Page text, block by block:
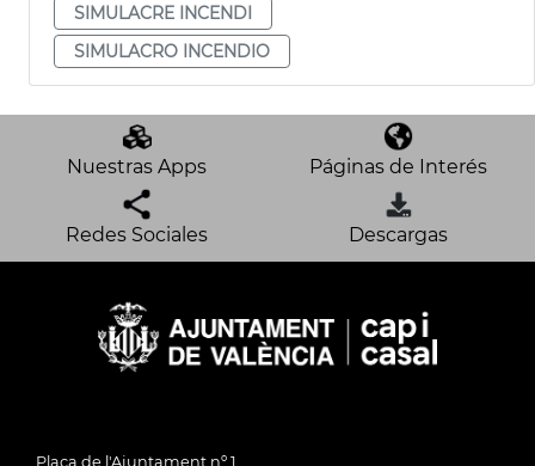
SIMULACRE INCENDI
SIMULACRO INCENDIO
Nuestras Apps Páginas de Interés
Redes Sociales Descargas
Plaça de l'Ajuntament nº 1